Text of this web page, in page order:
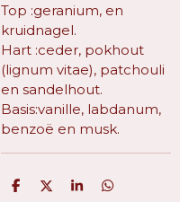
Top :geranium, en
kruidnagel.
Hart :ceder, pokhout
(lignum vitae), patchouli
en sandelhout.
Basis:vanille, labdanum,
benzoë en musk.
D
D
S
D